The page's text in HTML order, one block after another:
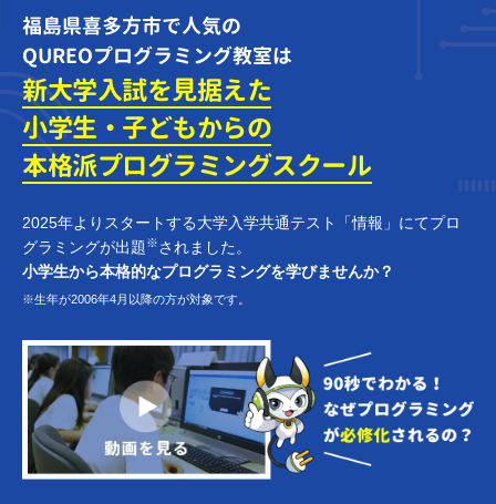
福島県喜多方市で人気の
QUREOプログラミング教室は
新大学入試を見据えた
小学生・子どもからの
本格派プログラミングスクール
2025年よりスタートする大学入学共通テスト「情報」にてプロ
グラミングが出題※されました。
小学生から本格的なプログラミングを学びませんか？
※生年が2006年4月以降の方が対象です。